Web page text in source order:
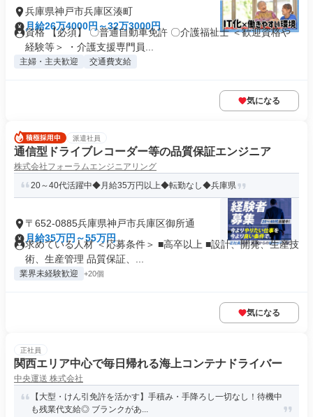
兵庫県神戸市兵庫区湊町
月給26万4000円～32万3000円
資格 【必須】 〇普通自動車免許 〇介護福祉士 ＜歓迎資格や
経験等＞ ・介護支援専門員...
主婦・主夫歓迎 交通費支給
気になる
派遣社員
通信型ドライブレコーダー等の品質保証エンジニア
株式会社フォーラムエンジニアリング
20～40代活躍中◆月給35万円以上◆転勤なし◆兵庫県
〒652-0885兵庫県神戸市兵庫区御所通
月給35万円～55万円
求めている人材 ＜応募条件＞ ■高卒以上 ■設計、開発、生産技
術、生産管理 品質保証、...
業界未経験歓迎 +20個
気になる
正社員
関西エリア中心で毎日帰れる海上コンテナドライバー
中央運送 株式会社
【大型・けん引免許を活かす】手積み・手降ろし一切なし！待機中
も残業代支給◎ ブランクがあ...